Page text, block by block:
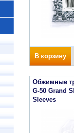
В корзину
Обжимные
G-50 Grand
Sleeves